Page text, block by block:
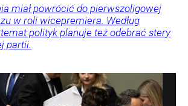
miał powrócić do pierwszoligowej
w roli wicepremiera. Według
temat polityk planuje też odebrać stery
partii.